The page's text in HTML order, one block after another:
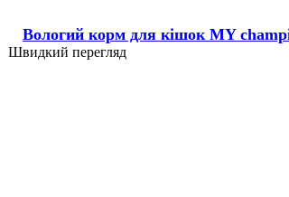
Вологий корм для кішок MY
Швидкий перегляд